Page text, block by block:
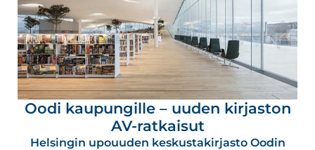
Oodi kaupungille – uuden kirjaston
AV-ratkaisut
Helsingin upouuden keskustakirjasto Oodin